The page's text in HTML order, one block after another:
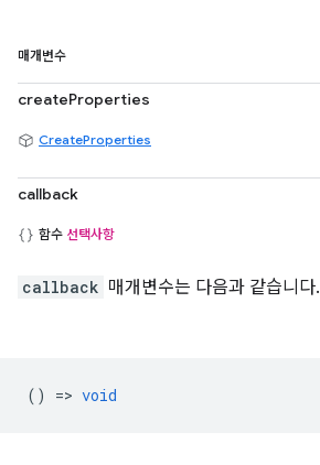
매개변수
createProperties
CreateProperties
callback
함수 선택사항
callback 매개변수는 다음과 같습니다.
() => void